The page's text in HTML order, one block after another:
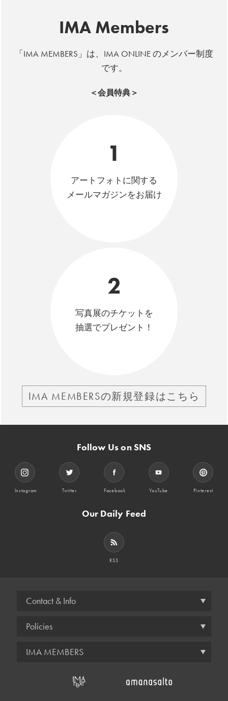
IMA Members
「IMA MEMBERS」は、IMA ONLINE のメンバー制度
です。
＜会員特典＞
1
アートフォトに関する
メールマガジンをお届け
2
写真展のチケットを
抽選でプレゼント！
IMA MEMBERSの新規登録はこちら
Follow Us on SNS
Instagram Twitter Facebook YouTube Pinterest
Our Daily Feed
RSS
Contact & Info
Policies
IMA MEMBERS